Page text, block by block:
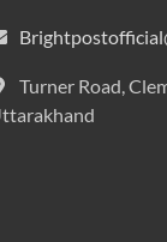
Turner Road,